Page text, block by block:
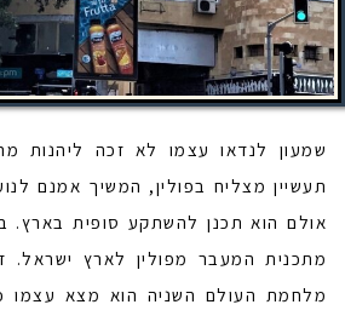
שמעון לנדאו עצמו לא זכה ליהנות
תעשיין מצליח בפולין, המשיך אמנם
אולם הוא תכנן להשתקע סופית בארץ.
מתכנית המעבר מפולין לארץ ישראל.
מלחמת העולם השניה הוא מצא עצמו